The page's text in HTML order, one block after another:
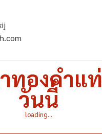
ทองคำแ
วันนี้
loading...